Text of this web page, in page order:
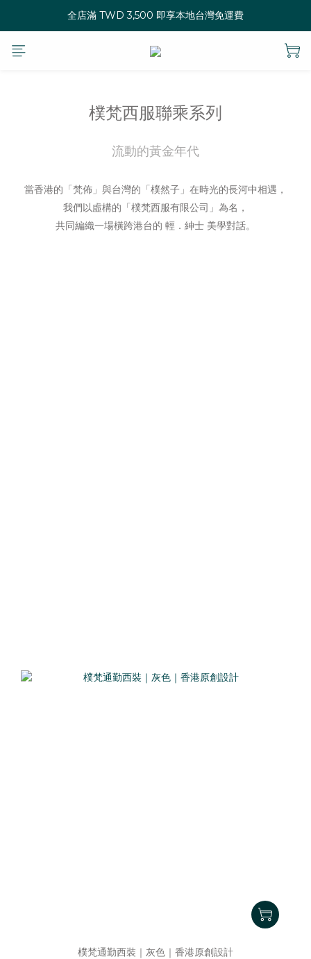
全店滿 TWD 3,500 即享本地台灣免運費
樸梵西服聯乘系列
流動的黃金年代
當香港的「梵佈」與台灣的「樸然子」在時光的長河中相遇，
我們以虛構的「樸梵西服有限公司」為名，
共同編織一場橫跨港台的 輕．紳士 美學對話。
樸梵通勤西裝｜灰色｜香港原創設計